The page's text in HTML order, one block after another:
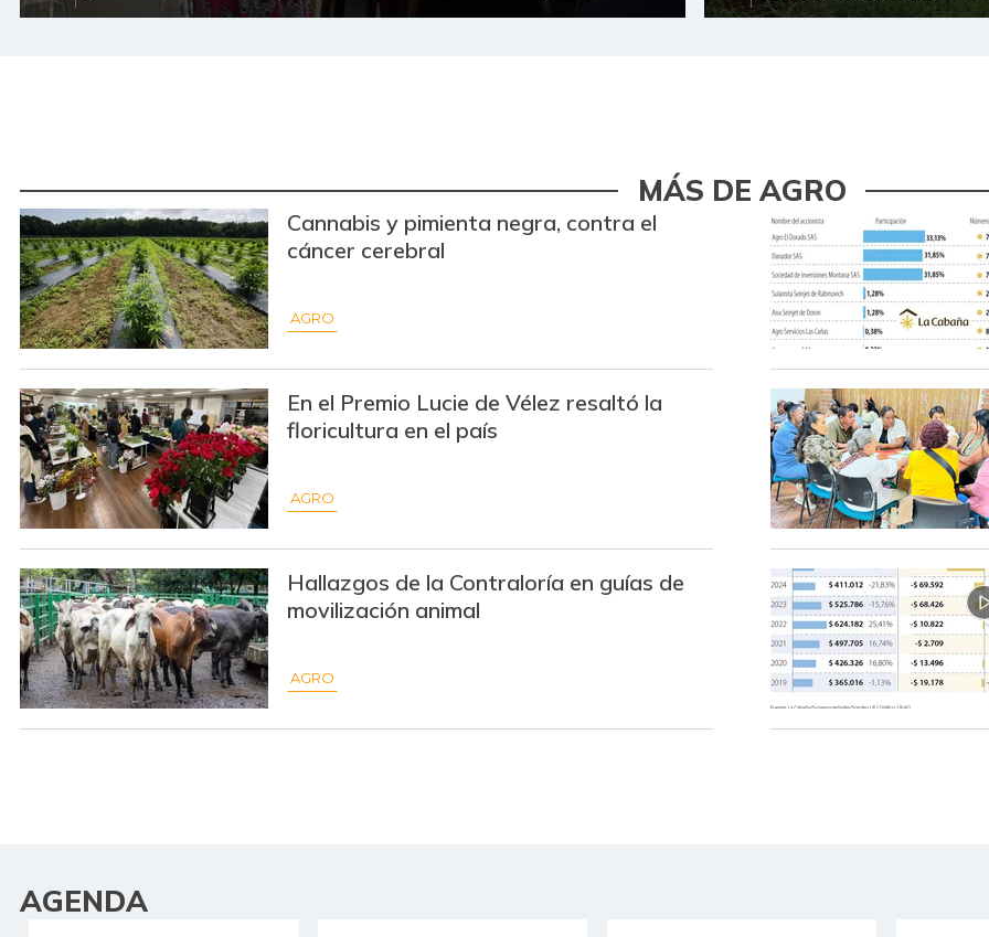
Bagre rayado entero fresco
Banano Urabá
Berenjena
Blanquillo entero fresco
Bocachico criollo fresco
Bocachico importado
Bola de brazo de res
Bola de pierna de res
Bota de res
Brazo con hueso de cerdo
Brazo sin hueso de cerdo
Cachama fresca
MÁS DE AGRO
Cannabis y pimienta negra, contra el
cáncer cerebral
AGRO
En el Premio Lucie de Vélez resaltó la
floricultura en el país
AGRO
Hallazgos de la Contraloría en guías de
movilización animal
AGRO
AGENDA